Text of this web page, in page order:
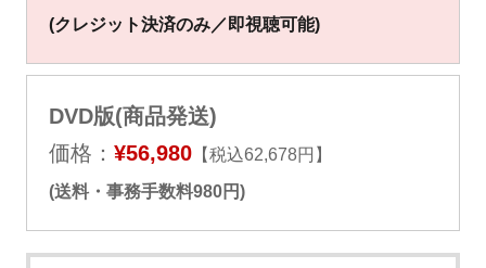
(クレジット決済のみ／即視聴可能)
DVD版(商品発送)
価格： ¥56,980【税込62,678円】
(送料・事務手数料980円)